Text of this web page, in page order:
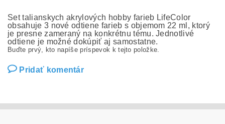
Set talianskych akrylových hobby farieb LifeColor
obsahuje 3 nové odtiene farieb s objemom 22 ml, ktorý
je presne zameraný na konkrétnu tému. Jednotlivé
odtiene je možné dokúpiť aj samostatne.
Buďte prvý, kto napíše príspevok k tejto položke.
Pridať komentár